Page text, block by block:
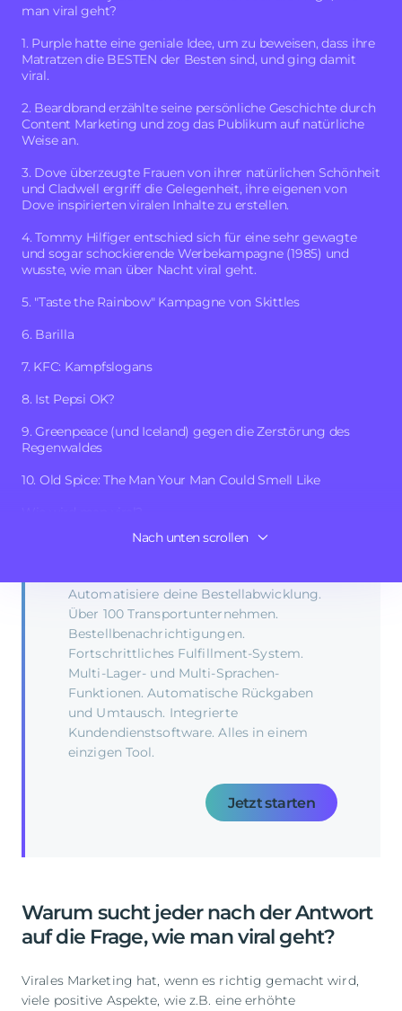
man viral geht?
1. Purple hatte eine geniale Idee, um zu beweisen, dass ihre
Matratzen die BESTEN der Besten sind, und ging damit
viral.
2. Beardbrand erzählte seine persönliche Geschichte durch
Content Marketing und zog das Publikum auf natürliche
Weise an.
3. Dove überzeugte Frauen von ihrer natürlichen Schönheit
und Cladwell ergriff die Gelegenheit, ihre eigenen von
Dove inspirierten viralen Inhalte zu erstellen.
4. Tommy Hilfiger entschied sich für eine sehr gewagte
und sogar schockierende Werbekampagne (1985) und
wusste, wie man über Nacht viral geht.
5. "Taste the Rainbow" Kampagne von Skittles
6. Barilla
7. KFC: Kampfslogans
8. Ist Pepsi OK?
9. Greenpeace (und Iceland) gegen die Zerstörung des
Regenwaldes
10. Old Spice: The Man Your Man Could Smell Like
Nach unten scrollen
dies der schnellste Weg ist, um ihre Marke(n) über
einem neuen Publikum bekannt zu machen. Es gibt
jedoch keine einfache Formel, um viral zu werden.
viralen Marketing auf jahrelanger harter Arbeit oder, in
seltenen Fällen, auf dem richtigen Produkt, das die
Aufmerksamkeit der Menschen auf sich ziehen und viral
gehen könnte. Wenn Sie diese Leute fragen könnten,
wie man viral geht, würden sie Ihnen wahrscheinlich
sagen, dass man es nie planen muss, dass es eher so ist,
Ein viraler Auftritt kann Ihren Shop und Ihre Marke
Kunden zu gewinnen. Aber seien Sie gewarnt, eine
Marke nicht auf der Basis von Vitalität aufzubauen. Nur
denn wenn es einfach wäre, könnte und würde es jeder
Ergebnis einer soliden Marketingstrategie und der
Veröffentlichung der richtigen Inhalte auf den richtigen
Kanälen.
kostenlos.
Automatisiere deine Bestellabwicklung.
Über 100 Transportunternehmen.
Bestellbenachrichtigungen.
Fortschrittliches Fulfillment-System.
Multi-Lager- und Multi-Sprachen-
Funktionen. Automatische Rückgaben
und Umtausch. Integrierte
Kundendienstsoftware. Alles in einem
einzigen Tool.
Jetzt starten
Warum sucht jeder nach der Antwort
auf die Frage, wie man viral geht?
Virales Marketing hat, wenn es richtig gemacht wird,
viele positive Aspekte, wie z.B. eine erhöhte